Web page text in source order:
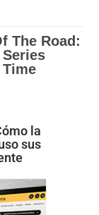
la
sus